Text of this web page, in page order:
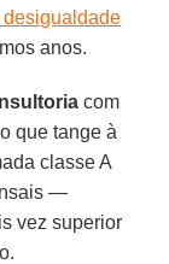
anos.
com
que tange à
classe A
—
vez superior